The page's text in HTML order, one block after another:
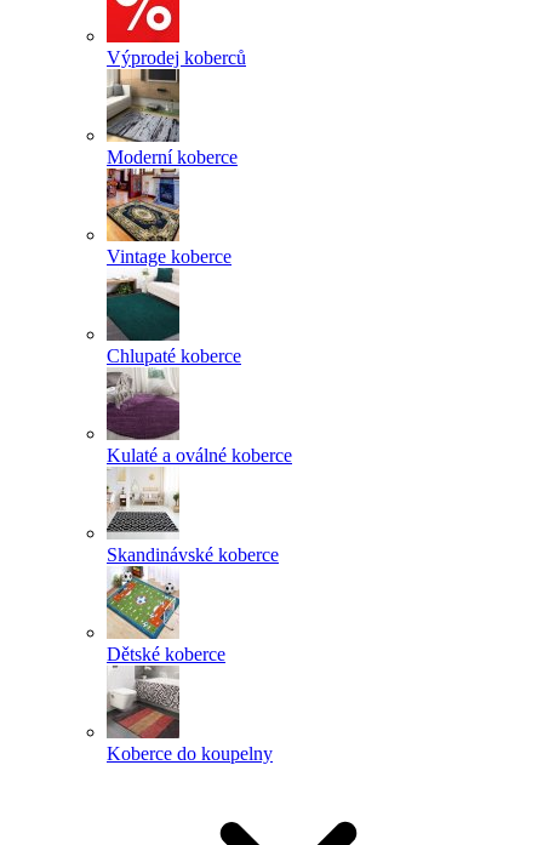
Výprodej koberců
Moderní koberce
Vintage koberce
Chlupaté koberce
Kulaté a oválné koberce
Skandinávské koberce
Dětské koberce
Koberce do koupelny